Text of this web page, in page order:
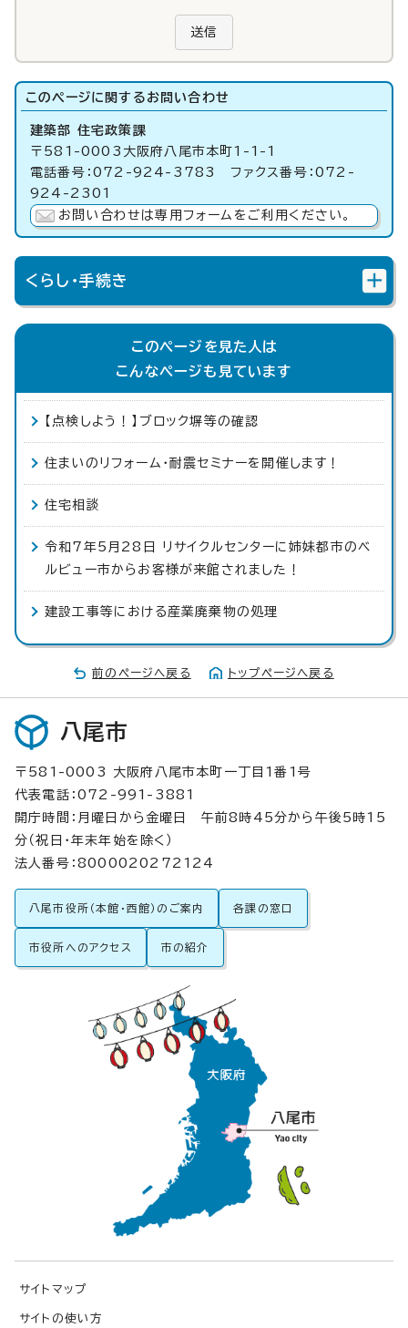
送信
このページに関する お問い合わせ
建築部 住宅政策課
〒581-0003大阪府八尾市本町1-1-1
電話番号：072-924-3783 ファクス番号：072-
924-2301
お問い合わせは専用フォームをご利用ください。
くらし・手続き
このページを見た人は
こんなページも見ています
【点検しよう！】ブロック塀等の確認
住まいのリフォーム・耐震セミナーを開催します！
住宅相談
令和7年5月28日 リサイクルセンターに姉妹都市のベ
ルビュー市からお客様が来館されました！
建設工事等における産業廃棄物の処理
前のページへ戻る トップページへ戻る
八尾市
〒581-0003 大阪府八尾市本町一丁目1番1号
代表電話：072-991-3881
開庁時間：月曜日から金曜日 午前8時45分から午後5時15
分（祝日・年末年始を除く）
法人番号：8000020272124
八尾市役所（本館・西館）のご案内 各課の窓口
市役所へのアクセス 市の紹介
サイトマップ
サイトの使い方